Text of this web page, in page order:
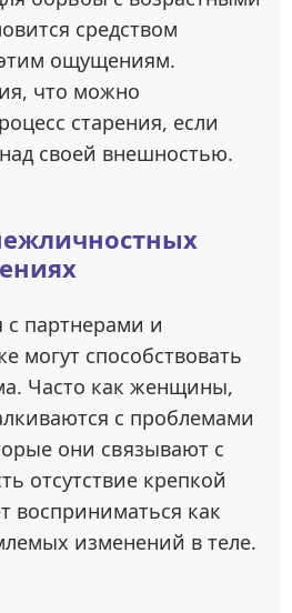
средством
ощущениям.
что можно
старения, если
своей внешностью.
партнерами и
способствовать
Часто как женщины,
с проблемами
они связывают с
отсутствие крепкой
восприниматься как
изменений в теле.